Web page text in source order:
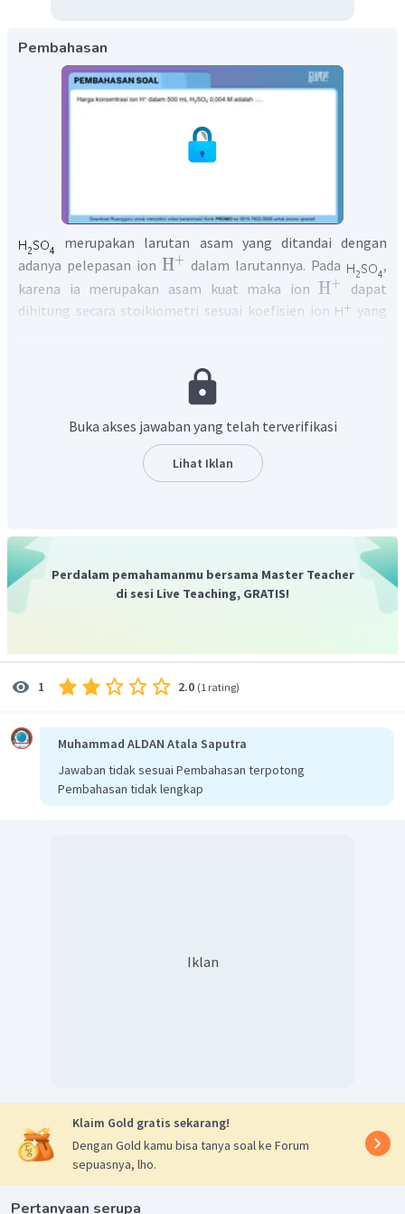
Pembahasan
merupakan larutan asam yang ditandai dengan
adanya pelepasan ion H+ dalam larutannya. Pada
,
karena ia merupakan asam kuat maka ionH+
dapat
dihitung secara stoikiometri sesuai koefisien ion
yang
Jadi konsentrasi ion pada
Buka akses jawaban yang telah terverifikasi
Lihat Iklan
Perdalam pemahamanmu bersama Master Teacher
di sesi Live Teaching, GRATIS!
1 2.0 (1 rating)
Muhammad ALDAN Atala Saputra
Jawaban tidak sesuai Pembahasan terpotong
Pembahasan tidak lengkap
Iklan
Klaim Gold gratis sekarang!
Dengan Gold kamu bisa tanya soal ke Forum
sepuasnya, lho.
Pertanyaan serupa